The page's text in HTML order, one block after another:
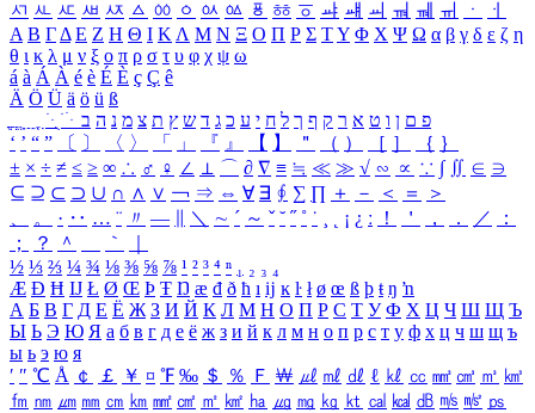
ㅺ ㅻ ㅼ ㅽ ㅾ ㅿ ㆀ ㆁ ㆂ ㆃ ㆄ ㆅ ㆆ ㆇ ㆈ ㆉ ㆊ ㆋ ㆌ ㆍ
ㆎ
Α Β ΓΔ Ε Ζ Η Θ Ι ΚΛ Μ Ν Ξ Ο Π Ρ Σ ΤΥ Φ Χ Ψ Ω α β γ δ ε ζ η
θ ι κ λ μ ν ξ ο π ρ σ τ υ φ χ ψ ω
á à Á À é è É È ç Ç ê
Ä Ö Ü ä ö ü ß
ִֶֹ ֻּ ׁׂ פ ם ן ו ט א ר ק ף ך ל ח י ע כ ג ד ש ץ ת צ מ נ ה ב
‘ ’ “ ” 〔 〕 〈 〉 「 」 『 』 【 】 ＂ （ ） ［ ］ ｛ ｝
± × ÷ ≠ ≤ ≥ ∞ ∴ ♂ ♀ ∠ ⊥ ⌒ ∂ ∇ ≡ ≒ ≪ ≫ √ ∽ ∝ ∵ ∫ ∬ ∈ ∋
⊆ ⊇ ⊂ ⊃ ∪ ∩ ∧ ∨ ￢ ⇒ ⇔ ∀ ∃ ∮ ∑ ∏ ＋ － ＜ ＝
＞
、
。 · ‥ … ¨ 〃 ― ＼ ∼ ´ ～ ˇ ˘ ˝ ˚ ˙ ¸ ¡ ¿ ː ！ ＇ ， ． ／
：
；
？ ＾ ｀
½ ⅓ ⅔ ¼ ¾ ⅛ ⅜ ⅝ ⅞ ¹ ² ³ ⁴ ⁿ ₁ ₂ ₃ ₄
Æ Ð Ħ Ĳ Ł Ø Œ Þ Ŧ Ŋ æ đ ð ħ ı ĳ ĸ ŀ ł ø œ ß þ ŧ ŋ ŉ
А Б В Г Д Е Ё Ж З И Й К Л М Н О П Р С Т У Ф Х Ц Ч Ш Щ Ъ
Ы Ь Э Ю Я а б в г д е ё ж з и й к л м н о п р с т у ф х ц ч ш щ ъ
ы ь э ю я
′ ″ ℃ Å ￠ ￡ ￥ ¤ ℉ ‰ ＄ ％ Ｆ ￦ ㎕ ㎖ ㎗ ℓ ㎘ ㏄ ㎣ ㎤ ㎥ ㎦
㎙ ㎚ ㎛ ㎜ ㎝ ㎞ ㎟ ㎠ ㎡ ㎢ ㏊ ㎍ ㎎ ㎏ ㏏ ㎈ ㎉ ㏈ ㎧ ㎨ ㎰